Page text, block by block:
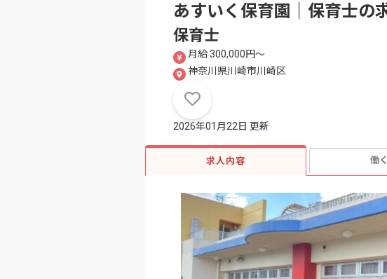
あすいく保育園｜保育士の
保育士
月給 300,000円〜
神奈川県川崎市川崎区
2026年01月22日 更新
求人内容 働